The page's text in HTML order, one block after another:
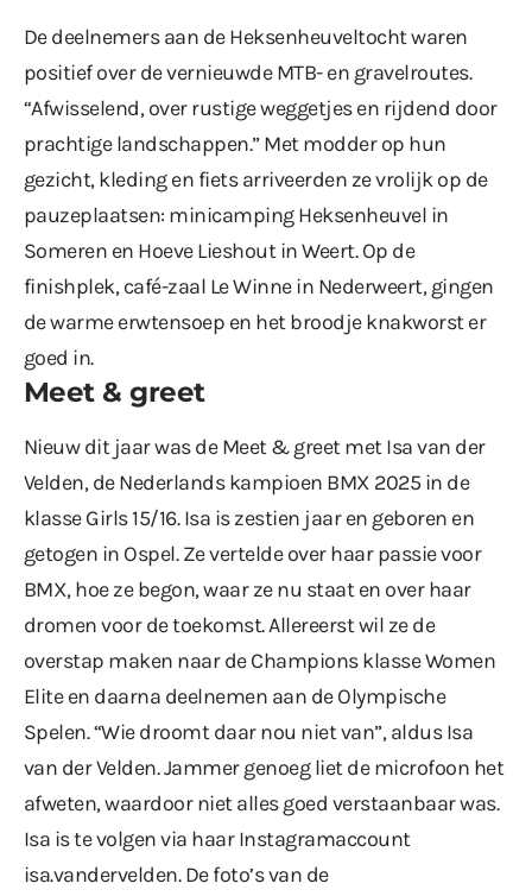
De deelnemers aan de Heksenheuveltocht waren
positief over de vernieuwde MTB- en gravelroutes.
“Afwisselend, over rustige weggetjes en rijdend door
prachtige landschappen.” Met modder op hun
gezicht, kleding en fiets arriveerden ze vrolijk op de
pauzeplaatsen: minicamping Heksenheuvel in
Someren en Hoeve Lieshout in Weert. Op de
finishplek, café-zaal Le Winne in Nederweert, gingen
de warme erwtensoep en het broodje knakworst er
goed in.
Meet & greet
Nieuw dit jaar was de Meet & greet met Isa van der
Velden, de Nederlands kampioen BMX 2025 in de
klasse Girls 15/16. Isa is zestien jaar en geboren en
getogen in Ospel. Ze vertelde over haar passie voor
BMX, hoe ze begon, waar ze nu staat en over haar
dromen voor de toekomst. Allereerst wil ze de
overstap maken naar de Champions klasse Women
Elite en daarna deelnemen aan de Olympische
Spelen. “Wie droomt daar nou niet van”, aldus Isa
van der Velden. Jammer genoeg liet de microfoon het
afweten, waardoor niet alles goed verstaanbaar was.
Isa is te volgen via haar Instagramaccount
isa.vandervelden. De foto’s van de